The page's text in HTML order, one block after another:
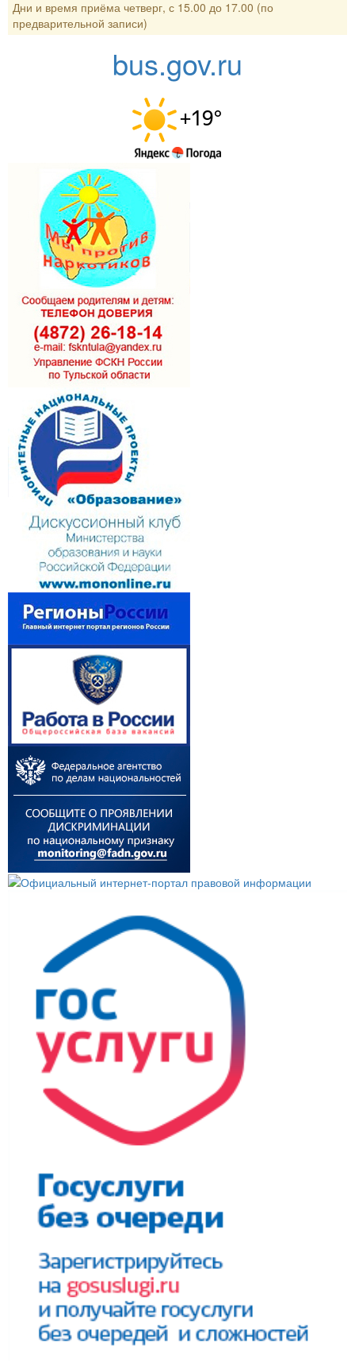
Дни и время приёма четверг, с 15.00 до 17.00 (по
предварительной записи)
bus.gov.ru